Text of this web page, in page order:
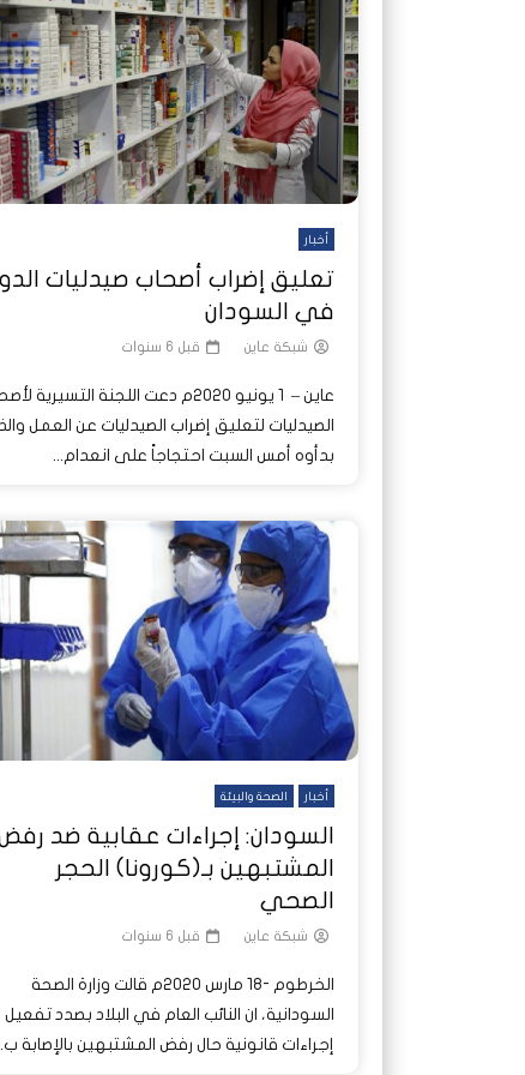
شاهد
عملتان وتطبيق مصرفي واحد.. كيف
تشظى النظام المصرفي في حرب
السودان؟
شاهد
عملتان وتطبيق مصرفي واحد.. كيف
تشظى النظام المصرفي في حرب
السودان؟
على
أخبار
تعليق إضراب أصحاب صيدليات
في السودان
شبكة عاين قبل 6 سنوات
عاين – 1 يونيو 2020م دعت اللجنة التسيرية
الصيدليات لتعليق إضراب الصيدليات عن العمل
بدأوه أمس السبت احتجاجاً على انعدام...
أخبار الصحة والبيئة
السودان: إجراءات عقابية ضد
المشتبهين بـ(كورونا) الحجر
الصحي
شبكة عاين قبل 6 سنوات
الخرطوم -18 مارس 2020م قالت وزارة الصحة
السودانية، ان النائب العام في البلاد بصدد تفعيل
إجراءات قانونية حال رفض المشتبهين بالإصابة